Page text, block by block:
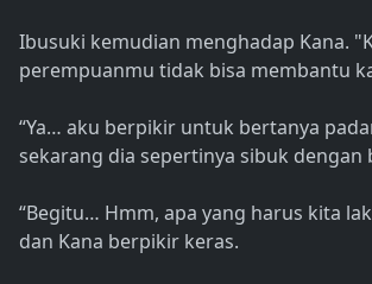
Ibusuki kemudian menghadap Kana.
perempuanmu tidak bisa membantu
“Ya… aku berpikir untuk bertanya
sekarang dia sepertinya sibuk dengan
“Begitu… Hmm, apa yang harus kita
dan Kana berpikir keras.